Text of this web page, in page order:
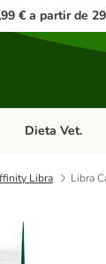
€ a partir de
abierto: Perros
Menú de
Dieta Vet.
Libra Libra